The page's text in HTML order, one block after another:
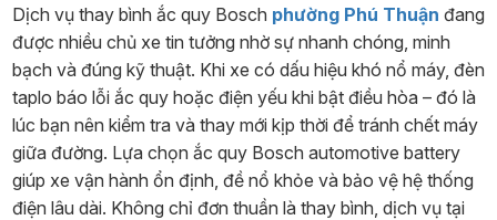
Dịch vụ thay bình ắc quy Bosch phường Phú Thuận đang
được nhiều chủ xe tin tưởng nhờ sự nhanh chóng, minh
bạch và đúng kỹ thuật. Khi xe có dấu hiệu khó nổ máy, đèn
taplo báo lỗi ắc quy hoặc điện yếu khi bật điều hòa – đó là
lúc bạn nên kiểm tra và thay mới kịp thời để tránh chết máy
giữa đường. Lựa chọn ắc quy Bosch automotive battery
giúp xe vận hành ổn định, đề nổ khỏe và bảo vệ hệ thống
điện lâu dài. Không chỉ đơn thuần là thay bình, dịch vụ tại